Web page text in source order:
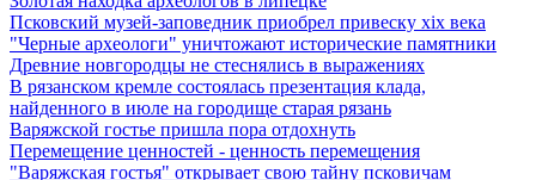
Псковский музей-заповедник приобрел привеску xix века
"Черные археологи" уничтожают исторические памятники
Древние новгородцы не стеснялись в выражениях
В рязанском кремле состоялась презентация клада,
найденного в июле на городище старая рязань
Варяжской гостье пришла пора отдохнуть
Перемещение ценностей - ценность перемещения
"Варяжская гостья" открывает свою тайну псковичам